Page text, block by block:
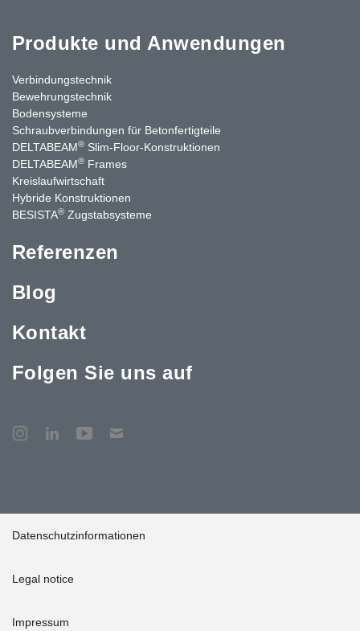
Produkte und Anwendungen
Verbindungstechnik
Bewehrungstechnik
Bodensysteme
Schraubverbindungen für Betonfertigteile
DELTABEAM® Slim-Floor-Konstruktionen
DELTABEAM® Frames
Kreislaufwirtschaft
Hybride Konstruktionen
BESISTA® Zugstabsysteme
Referenzen
Blog
Kontakt
Folgen Sie uns auf
Datenschutzinformationen
Legal notice
Impressum